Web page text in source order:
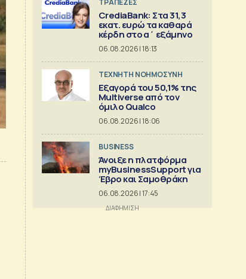
ΤΡΑΠΕΖΕΣ
CrediaBank: Στα 31,3
εκατ. ευρώ τα καθαρά
κέρδη στο α΄ εξάμηνο
06.08.2026 | 18:13
TΕΧΝΗΤΗ ΝΟΗΜΟΣΥΝΗ
Εξαγορά του 50,1% της
Multiverse από τον
όμιλο Qualco
06.08.2026 | 18:06
BUSINESS
Άνοιξε η πλατφόρμα
myBusinessSupport για
Έβρο και Σαμοθράκη
06.08.2026 | 17:45